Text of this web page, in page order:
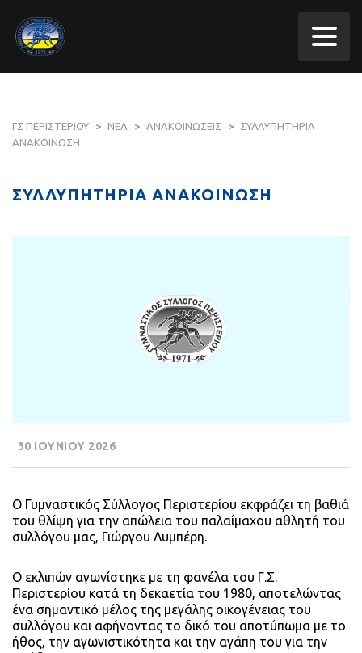
ΓΣ ΠΕΡΙΣΤΕΡΙΟΥ > ΝΕΑ > ΑΝΑΚΟΙΝΩΣΕΙΣ >
ΣΥΛΛΥΠΗΤΗΡΙΑ
ΑΝΑΚΟΙΝΩΣΗ
ΣΥΛΛΥΠΗΤΗΡΙΑ ΑΝΑΚΟΙΝΩΣΗ
30 ΙΟΥΝΙΟΥ 2026
Ο Γυμναστικός Σύλλογος Περιστερίου εκφράζει τη βαθιά
του θλίψη για την απώλεια του παλαίμαχου αθλητή του
συλλόγου μας, Γιώργου Λυμπέρη.
Ο εκλιπών αγωνίστηκε με τη φανέλα του Γ.Σ.
Περιστερίου κατά τη δεκαετία του 1980, αποτελώντας
ένα σημαντικό μέλος της μεγάλης οικογένειας του
συλλόγου και αφήνοντας το δικό του αποτύπωμα με το
ήθος, την αγωνιστικότητα και την αγάπη του για την